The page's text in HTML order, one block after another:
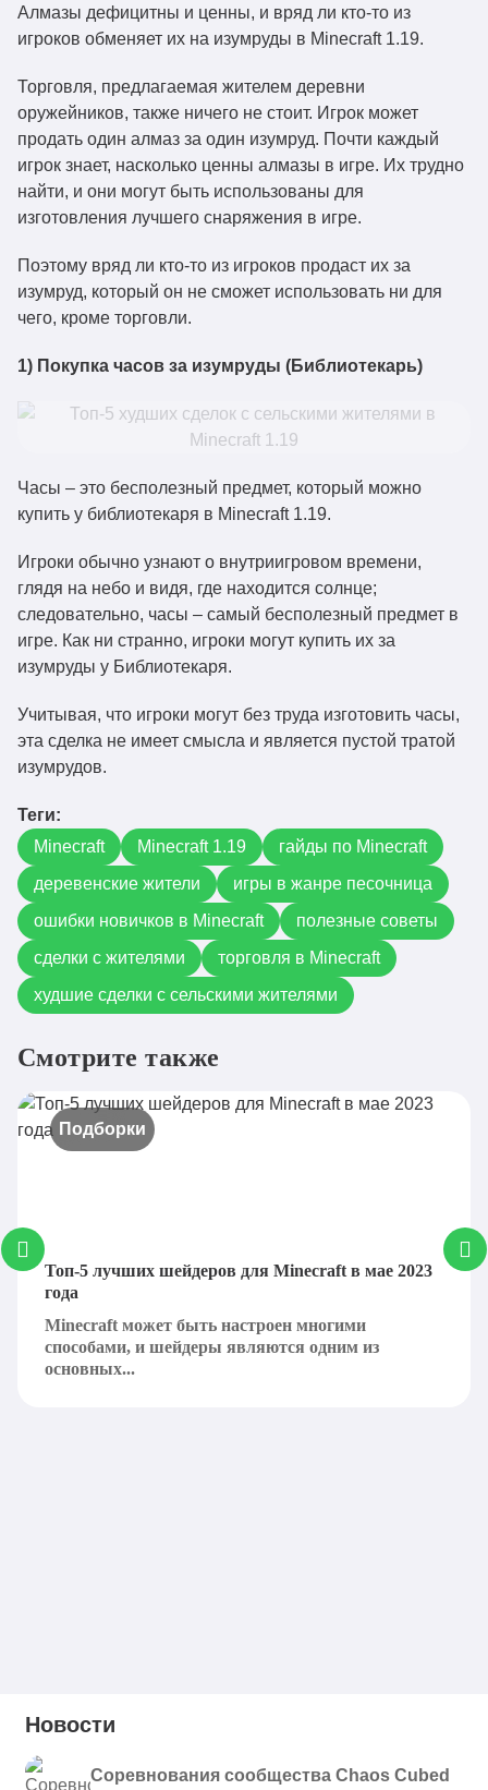
Алмазы дефицитны и ценны, и вряд ли кто-то из
игроков обменяет их на изумруды в Minecraft 1.19.
Торговля, предлагаемая жителем деревни
оружейников, также ничего не стоит. Игрок может
продать один алмаз за один изумруд. Почти каждый
игрок знает, насколько ценны алмазы в игре. Их трудно
найти, и они могут быть использованы для
изготовления лучшего снаряжения в игре.
Поэтому вряд ли кто-то из игроков продаст их за
изумруд, который он не сможет использовать ни для
чего, кроме торговли.
1) Покупка часов за изумруды (Библиотекарь)
Часы – это бесполезный предмет, который можно
купить у библиотекаря в Minecraft 1.19.
Игроки обычно узнают о внутриигровом времени,
глядя на небо и видя, где находится солнце;
следовательно, часы – самый бесполезный предмет в
игре. Как ни странно, игроки могут купить их за
изумруды у Библиотекаря.
Учитывая, что игроки могут без труда изготовить часы,
эта сделка не имеет смысла и является пустой тратой
изумрудов.
Теги:
Minecraft
Minecraft 1.19
гайды по Minecraft
деревенские жители
игры в жанре песочница
ошибки новичков в Minecraft
полезные советы
сделки с жителями
торговля в Minecraft
худшие сделки с сельскими жителями
Смотрите также
Подборки
Топ-5 лучших шейдеров для Minecraft в мае 2023
года
Minecraft может быть настроен многими
способами, и шейдеры являются одним из
основных...
Новости
Соревнования сообщества Chaos Cubed